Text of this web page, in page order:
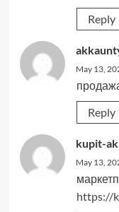
Reply
May 13,
Reply
kupit-
May 13,
https://